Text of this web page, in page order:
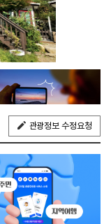
관광정보 수정요청